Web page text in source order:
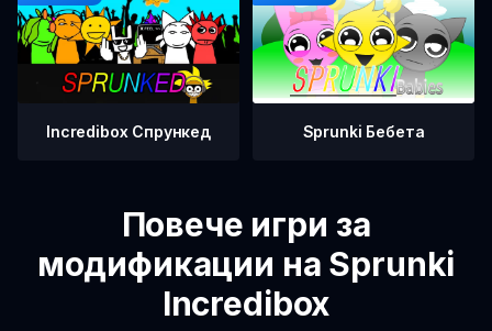
Incredibox Спрункед Sprunki Бебета
Повече игри за
модификации на Sprunki
Incredibox